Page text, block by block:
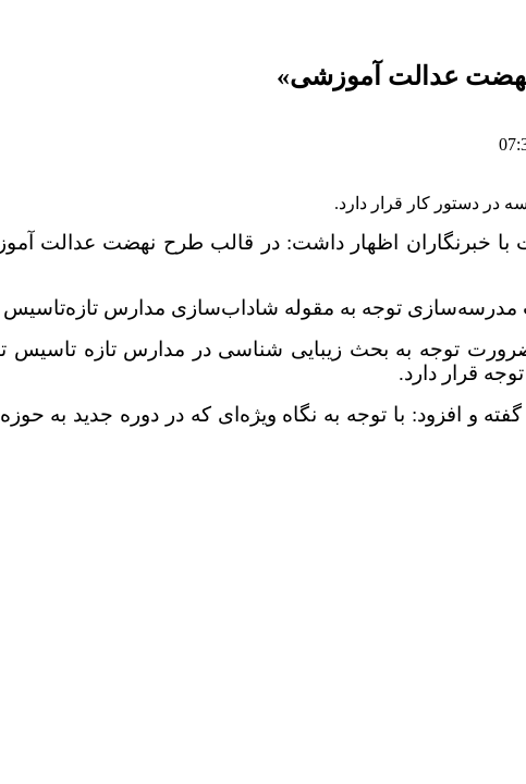
مدرسه‌سازی توجه به مقوله شاداب‌سازی مدارس
توجه به بحث زیبایی شناسی در مدارس تازه تاسیس
قرار دارد.
و افزود: با توجه به نگاه ویژه‌ای که در دوره جدید به